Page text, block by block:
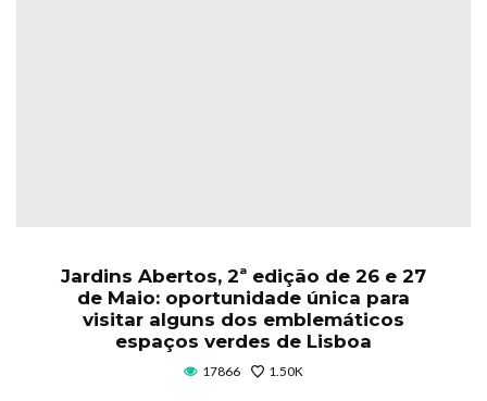
Jardins Abertos, 2ª edição de 26 e 27
de Maio: oportunidade única para
visitar alguns dos emblemáticos
espaços verdes de Lisboa
17866 1.50K